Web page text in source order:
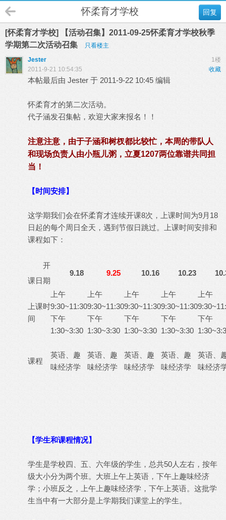
回复
怀柔育才学校
[怀柔育才学校] 【活动召集】2011-09-25怀柔育才学校秋季
学期第二次活动召集
只看楼主
1楼
Jester
收藏
2011-9-21 10:54:35
本帖最后由 Jester 于 2011-9-22 10:45 编辑
怀柔育才的第二次活动。
代子涵发召集帖，欢迎大家来报名！！
注意注意，由于子涵和树杈都比较忙，本周的带队人
和现场负责人由小瓶儿粥，立夏1207两位靠谱共同担
当！
【时间安排】
这学期我们会在怀柔育才连续开课8次，上课时间为9月18
日起的每个周日全天，遇到节假日跳过。上课时间安排和
课程如下：
开
课日期
9.18 9.25 10.16 10.23
上课时
间
上午
9:30~11:30
下午
1:30~3:30
上午
9:30~11:30
下午
1:30~3:30
上午
9:30~11:30
下午
1:30~3:30
上午
9:30~11:30
下午
1:30~3:30
上午
下午
课程
英语、趣
味经济学
英语、趣
味经济学
英语、趣
味经济学
英语、趣
味经济学
英语、
味经济
【学生和课程情况】
学生是学校四、五、六年级的学生，总共50人左右，按年
级大小分为两个班。大班上午上英语，下午上趣味经济
学；小班反之，上午上趣味经济学，下午上英语。这批学
生当中有一大部分是上学期我们课堂上的学生。